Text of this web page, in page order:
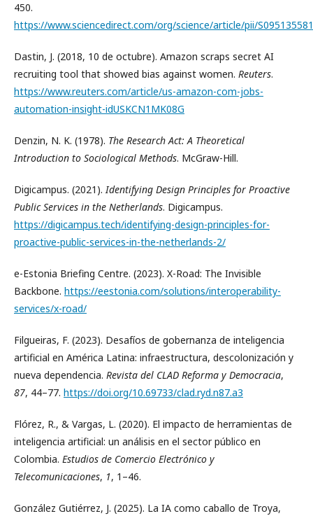
450.
https://www.sciencedirect.com/org/science/article/pii/
Dastin, J. (2018, 10 de octubre). Amazon scraps secret AI
recruiting tool that showed bias against women. Reuters.
https://www.reuters.com/article/us-amazon-com-jobs-
automation-insight-idUSKCN1MK08G
Denzin, N. K. (1978). The Research Act: A Theoretical
Introduction to Sociological Methods. McGraw-Hill.
Digicampus. (2021).Identifying Design Principles for Proactive
Public Services in the Netherlands. Digicampus.
https://digicampus.tech/identifying-design-principles-for-
proactive-public-services-in-the-netherlands-2/
e-Estonia Briefing Centre. (2023). X-Road: The Invisible
Backbone. https://eestonia.com/solutions/interoperability-
services/x-road/
Filgueiras, F. (2023). Desafíos de gobernanza de inteligencia
artificial en América Latina: infraestructura, descolonización y
nueva dependencia. Revista del CLAD Reforma y Democracia,
87, 44–77. https://doi.org/10.69733/clad.ryd.n87.a3
Flórez, R., & Vargas, L. (2020). El impacto de herramientas de
inteligencia artificial: un análisis en el sector público en
Colombia. Estudios de Comercio Electrónico y
Telecomunicaciones, 1, 1–46.
González Gutiérrez, J. (2025). La IA como caballo de Troya,